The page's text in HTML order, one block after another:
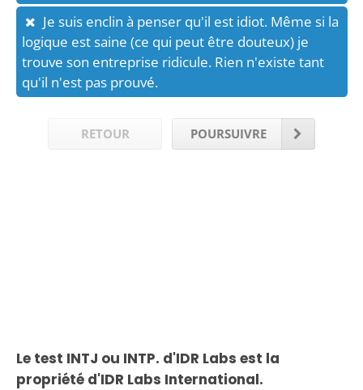
Je suis enclin à penser qu'il est idiot. Même si la
logique est saine (ce qui peut être douteux) je
trouve son entreprise ridicule. Rien n'existe tant
qu'il n'est pas prouvé.
RETOUR POURSUIVRE
Le test INTJ ou INTP. d'IDR Labs est la
propriété d'IDR Labs International.